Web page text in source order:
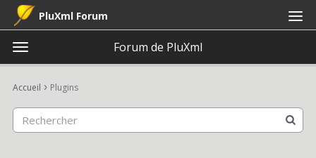
PluXml Forum
t
g
e
Forum de PluXml
Catégories
Connexion
Accueil › Plugins